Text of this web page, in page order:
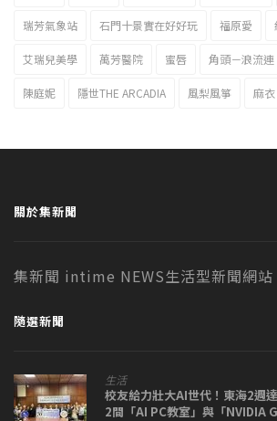
瑞芳氣象站 石門十景實在好好玩 福原愛
艾瑞兒美學 萬芳醫院 蜜唇 角頭－浪流連
陳庭妮 隱世THE ARCADIA 風梨風箏 麻衣
關於集新聞
集新聞 intime NEWS生活型新聞網站
隨選新聞
生活
校友給力壯大AI世代！東海2
2間「AI PC教室」與「NVIDIA